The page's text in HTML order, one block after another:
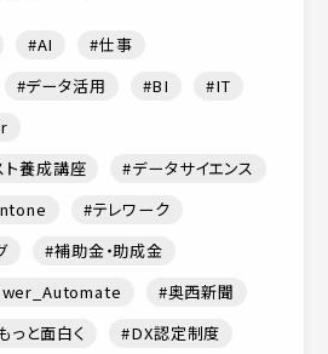
AI
仕事
データ活用 BI
IT
ト養成講座
データサイエンス
テレワーク
補助金・助成金
奥西新聞
っと面白く
DX認定制度